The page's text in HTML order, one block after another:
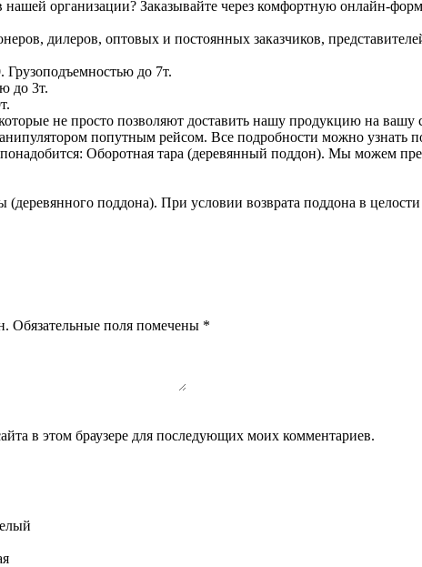
нашей организации? Заказывайте через комфортную онлайн-
дилеров, оптовых и постоянных заказчиков,
до 7т.
до 3т.
которые не просто позволяют доставить нашу продукцию
попутным рейсом. Все подробности можно узнать
Оборотная тара (деревянный поддон). Мы можем
поддона). При условии возврата поддона в
Обязательные поля помечены *
в этом браузере для последующих моих комментариев.